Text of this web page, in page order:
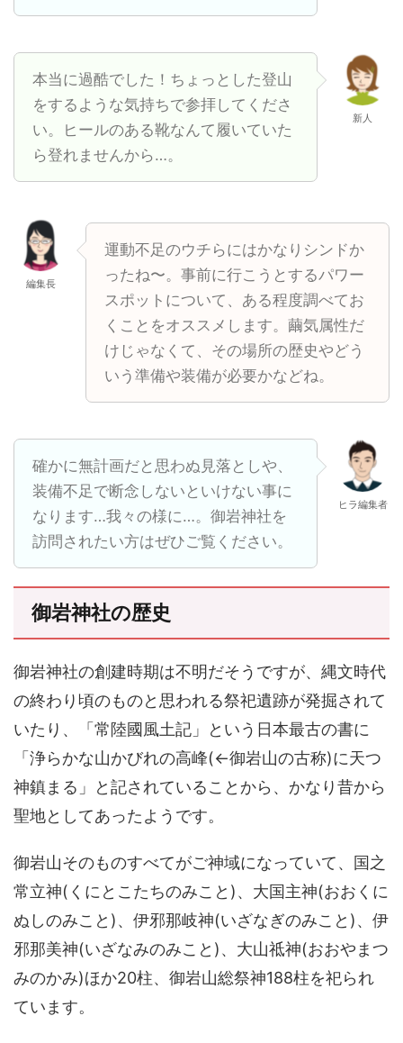
本当に過酷でした！ちょっとした登山
をするような気持ちで参拝してくださ
い。ヒールのある靴なんて履いていた
ら登れませんから…。
新人
編集長
運動不足のウチらにはかなりシンドか
ったね〜。事前に行こうとするパワー
スポットについて、ある程度調べてお
くことをオススメします。繭気属性だ
けじゃなくて、その場所の歴史やどう
いう準備や装備が必要かなどね。
確かに無計画だと思わぬ見落としや、
装備不足で断念しないといけない事に
なります…我々の様に…。御岩神社を
訪問されたい方はぜひご覧ください。
ヒラ編集者
御岩神社の歴史
御岩神社の創建時期は不明だそうですが、縄文時代
の終わり頃のものと思われる祭祀遺跡が発掘されて
いたり、「常陸國風土記」という日本最古の書に
「浄らかな山かびれの高峰(←御岩山の古称)に天つ
神鎮まる」と記されていることから、かなり昔から
聖地としてあったようです。
御岩山そのものすべてがご神域になっていて、国之
常立神(くにとこたちのみこと)、大国主神(おおくに
ぬしのみこと)、伊邪那岐神(いざなぎのみこと)、伊
邪那美神(いざなみのみこと)、大山祗神(おおやまつ
みのかみ)ほか20柱、御岩山総祭神188柱を祀られ
ています。